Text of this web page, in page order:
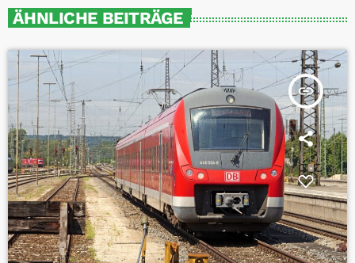
ÄHNLICHE BEITRÄGE
insert_link